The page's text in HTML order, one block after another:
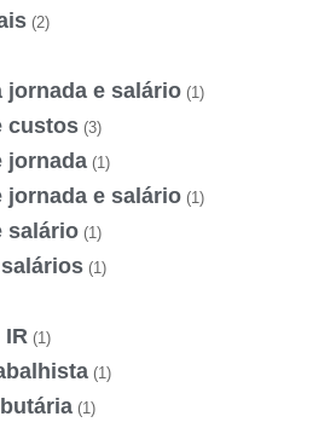
(2)
jornada e salário (1)
custos (3)
jornada (1)
jornada e salário (1)
salário (1)
(1)
IR (1)
(1)
(1)